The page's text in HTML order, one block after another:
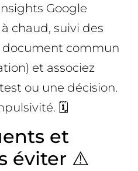
Google
chaud, suivi des
document commun
et associez
ou une décision.
🗓️
et
éviter ⚠️